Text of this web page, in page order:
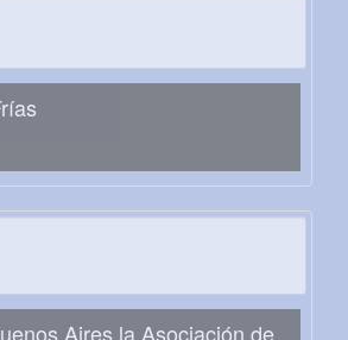
Aires la Asociación de